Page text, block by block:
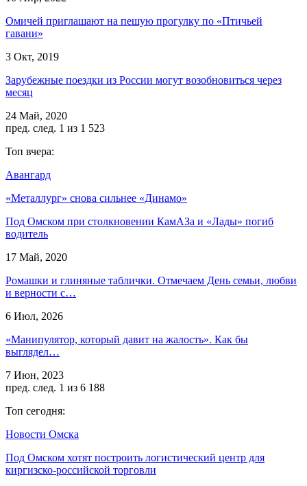
Омичей приглашают на пешую прогулку по «Птичьей
гавани»
3 Окт, 2019
Зарубежные поездки из России могут возобновиться через
месяц
24 Май, 2020
пред. след. 1 из 1 523
Топ вчера:
Авангард
«Металлург» снова сильнее «Динамо»
Под Омском при столкновении КамАЗа и «Лады» погиб
водитель
17 Май, 2020
Ромашки и глиняные таблички. Отмечаем День семьи, любви
и верности с…
6 Июл, 2026
«Манипулятор, который давит на жалость». Как бы
выглядел…
7 Июн, 2023
пред. след. 1 из 6 188
Топ сегодня:
Новости Омска
Под Омском хотят построить логистический центр для
киргизско-российской торговли